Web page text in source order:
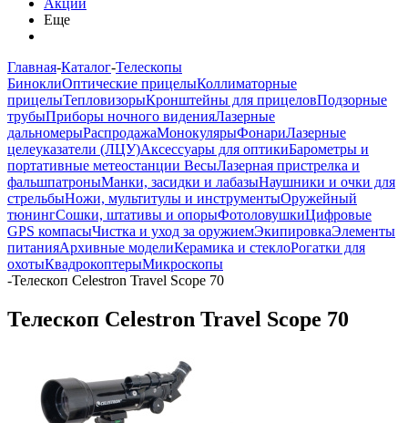
Акции
Еще
Главная-Каталог-Телескопы
БиноклиОптические прицелыКоллиматорные
прицелыТепловизорыКронштейны для прицеловПодзорные
трубыПриборы ночного виденияЛазерные
дальномерыРаспродажаМонокулярыФонариЛазерные
целеуказатели (ЛЦУ)Аксессуары для оптикиБарометры и
портативные метеостанции ВесыЛазерная пристрелка и
фальшпатроныМанки, засидки и лабазыНаушники и очки для
стрельбыНожи, мультитулы и инструментыОружейный
тюнингСошки, штативы и опорыФотоловушкиЦифровые
GPS компасыЧистка и уход за оружиемЭкипировкаЭлементы
питанияАрхивные моделиКерамика и стеклоРогатки для
охотыКвадрокоптерыМикроскопы
-Телескоп Celestron Travel Scope 70
Телескоп Celestron Travel Scope 70